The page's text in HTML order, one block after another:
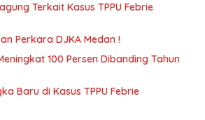
Terkait Kasus TPPU Febrie
Perkara DJKA Medan !
100 Persen Dibanding Tahun
Baru di Kasus TPPU Febrie